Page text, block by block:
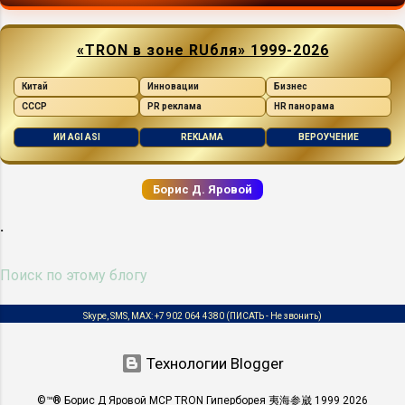
сэкономите и время, и деньги на
заведомо бесполезной поездке. Если
спокойно дождётся вашего второго
звонка (обычно через два дня). А вы,
уже имея репутацию эксперта, сможете
при осмотре найти скрытые дефекты и
издалека И вот вы на месте. Вначале
одиночестве: четыре глаза всегда
лучше, чем два. Обратите внимание на
следующие моменты. Игра бликов на ...
«TRON в зоне RUбля» 1999-2026
Китай
СССР
Инновации
PR реклама
Бизнес
HR панорама
ИИ AGI ASI REKLAMA ВЕРОУЧЕНИЕ
Борис Д. Яровой
.
Skype, SMS, MAX:+7 902 064 4380 (ПИСАТЬ - Не звонить)
Технологии Blogger
©™® Борис Д Яровой MCP TRON Гиперборея 夷海参崴 1999 2026